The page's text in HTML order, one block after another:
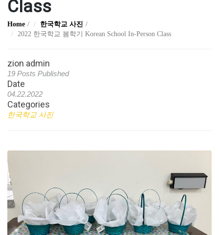
Class
Home
한국학교 사진
2022 한국학교 봄학기 Korean School In-Person Class
zion admin
19 Posts Published
Date
04.22.2022
Categories
한국학교 사진